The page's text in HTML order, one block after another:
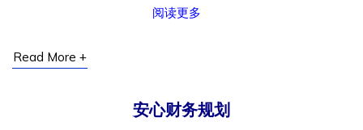
阅读更多
Read More +
安心财务规划